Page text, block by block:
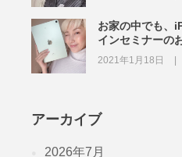
お家の中でも、
インセミナーの
2021年1月18日
アーカイブ
2026年7月